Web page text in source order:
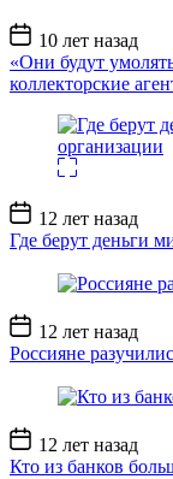
Дата
записи
10 лет назад
«Они будут
коллекторские
Дата
записи
12 лет назад
Где берут деньги
Дата
записи
12 лет назад
Россияне
Дата
записи
12 лет назад
Кто из банков